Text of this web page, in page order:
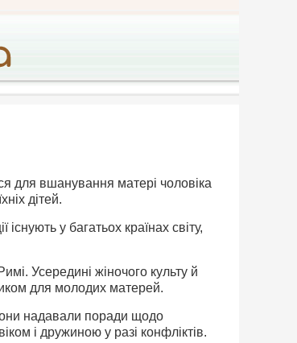
для вшанування матері чоловіка
дітей.
у багатьох країнах світу,
Усередині жіночого культу й
для молодих матерей.
надавали поради щодо
і дружиною у разі конфліктів.